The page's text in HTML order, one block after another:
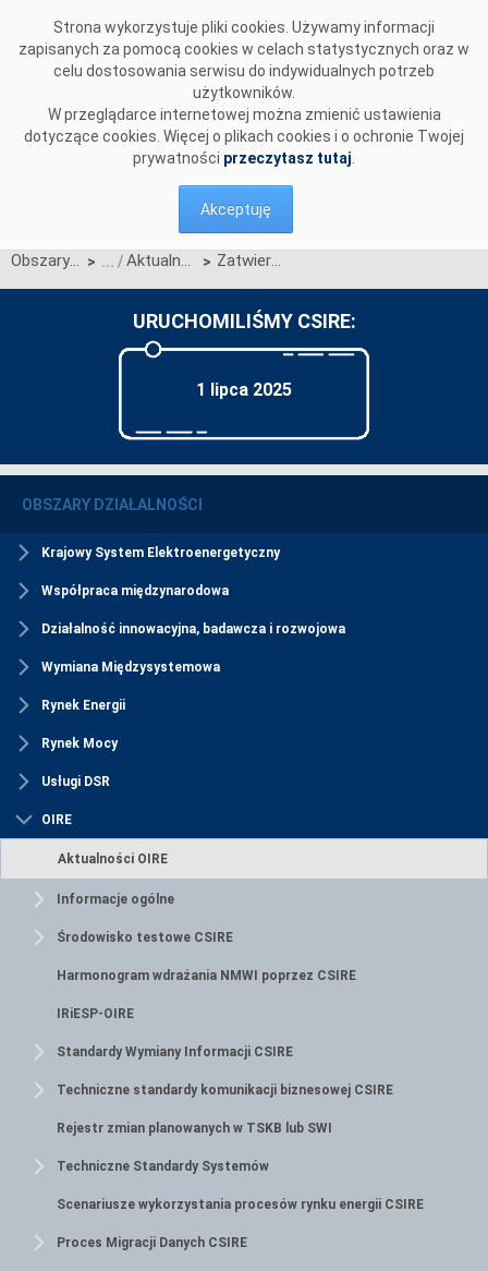
Strona wykorzystuje pliki cookies. Używamy informacji
zapisanych za pomocą cookies w celach statystycznych oraz w
celu dostosowania serwisu do indywidualnych potrzeb
użytkowników.
W przeglądarce internetowej można zmienić ustawienia
dotyczące cookies. Więcej o plikach cookies i o ochronie Twojej
prywatności przeczytasz tutaj
Akceptuję
Obszary działalności > Aktualności OIRE > Zatwierdzenie Karty aktualizacji nr CC/04/2025 do IRiESP-OIRE
URUCHOMILIŚMY CSIRE:
1 lipca 2025
OBSZARY DZIAŁALNOŚCI
Krajowy System Elektroenergetyczny
Współpraca międzynarodowa
Działalność innowacyjna, badawcza i rozwojowa
Wymiana Międzysystemowa
Rynek Energii
Rynek Mocy
Usługi DSR
OIRE
Aktualności OIRE
Informacje ogólne
Środowisko testowe CSIRE
Harmonogram wdrażania NMWI poprzez CSIRE
IRiESP-OIRE
Standardy Wymiany Informacji CSIRE
Techniczne standardy komunikacji biznesowej CSIRE
Rejestr zmian planowanych w TSKB lub SWI
Techniczne Standardy Systemów
Scenariusze wykorzystania procesów rynku energii CSIRE
Proces Migracji Danych CSIRE